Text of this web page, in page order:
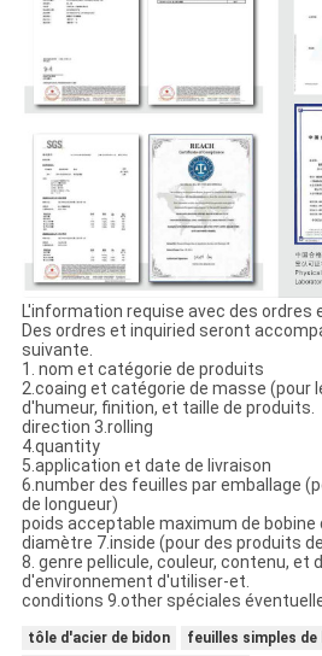
L'information requise avec des ordres
Des ordres et inquiried seront
suivante.
1. nom et catégorie de produits
2.coaing et catégorie de masse (pour
d'humeur, finition, et taille de produits.
direction 3.rolling
4.quantity
5.application et date de livraison
6.number des feuilles par emballage
de longueur)
poids acceptable maximum de bobine
diamètre 7.inside (pour des produits
8. genre pellicule, couleur, contenu, et
d'environnement d'utiliser-et.
conditions 9.other spéciales
tôle d'acier de bidon
feuilles simples de